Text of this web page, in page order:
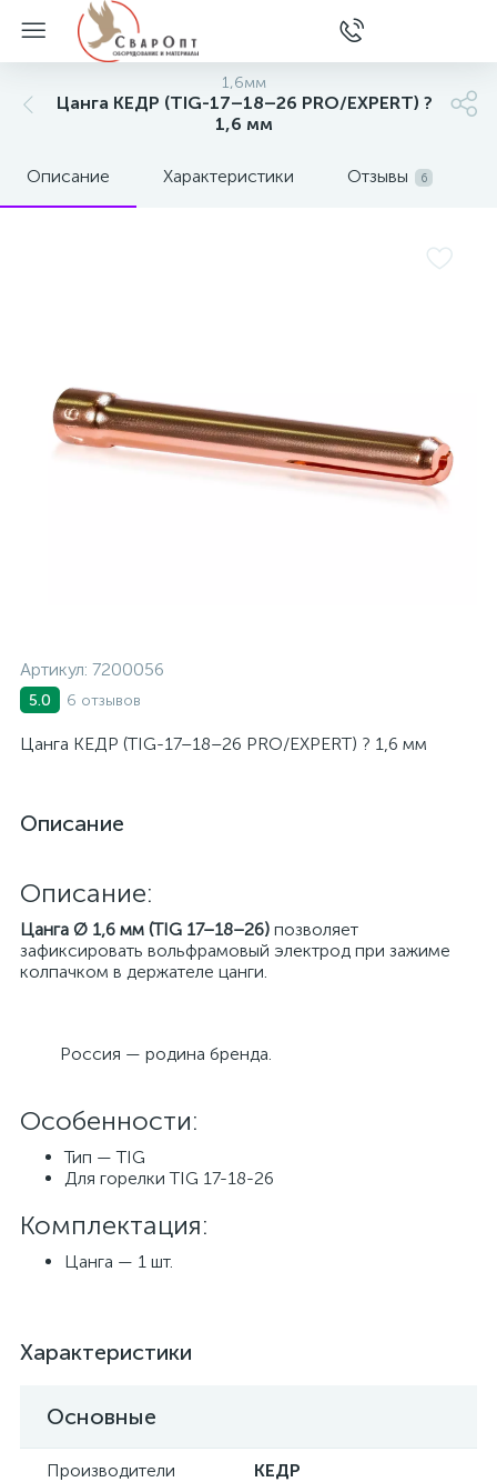
1,6мм
Цанга КЕДР (TIG-17–18–26 PRO/EXPERT) ?
1,6 мм
Описание Характеристики Отзывы 6
Артикул: 7200056
5.0 6 отзывов
Цанга КЕДР (TIG-17–18–26 PRO/EXPERT) ? 1,6 мм
Описание
Описание:
Цанга Ø 1,6 мм (TIG 17–18–26) позволяет
зафиксировать вольфрамовый электрод при зажиме
колпачком в держателе цанги.
Россия — родина бренда.
Особенности:
Тип — TIG
Для горелки TIG 17-18-26
Комплектация:
Цанга — 1 шт.
Характеристики
Основные
Производители
КЕДР